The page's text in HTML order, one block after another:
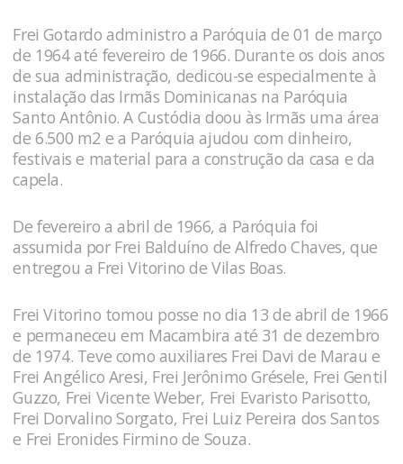
Frei Gotardo administro a Paróquia de 01 de março
de 1964 até fevereiro de 1966. Durante os dois anos
de sua administração, dedicou-se especialmente à
instalação das Irmãs Dominicanas na Paróquia
Santo Antônio. A Custódia doou às Irmãs uma área
de 6.500 m2 e a Paróquia ajudou com dinheiro,
festivais e material para a construção da casa e da
capela.
De fevereiro a abril de 1966, a Paróquia foi
assumida por Frei Balduíno de Alfredo Chaves, que
entregou a Frei Vitorino de Vilas Boas.
Frei Vitorino tomou posse no dia 13 de abril de 1966
e permaneceu em Macambira até 31 de dezembro
de 1974. Teve como auxiliares Frei Davi de Marau e
Frei Angélico Aresi, Frei Jerônimo Grésele, Frei Gentil
Guzzo, Frei Vicente Weber, Frei Evaristo Parisotto,
Frei Dorvalino Sorgato, Frei Luiz Pereira dos Santos
e Frei Eronides Firmino de Souza.